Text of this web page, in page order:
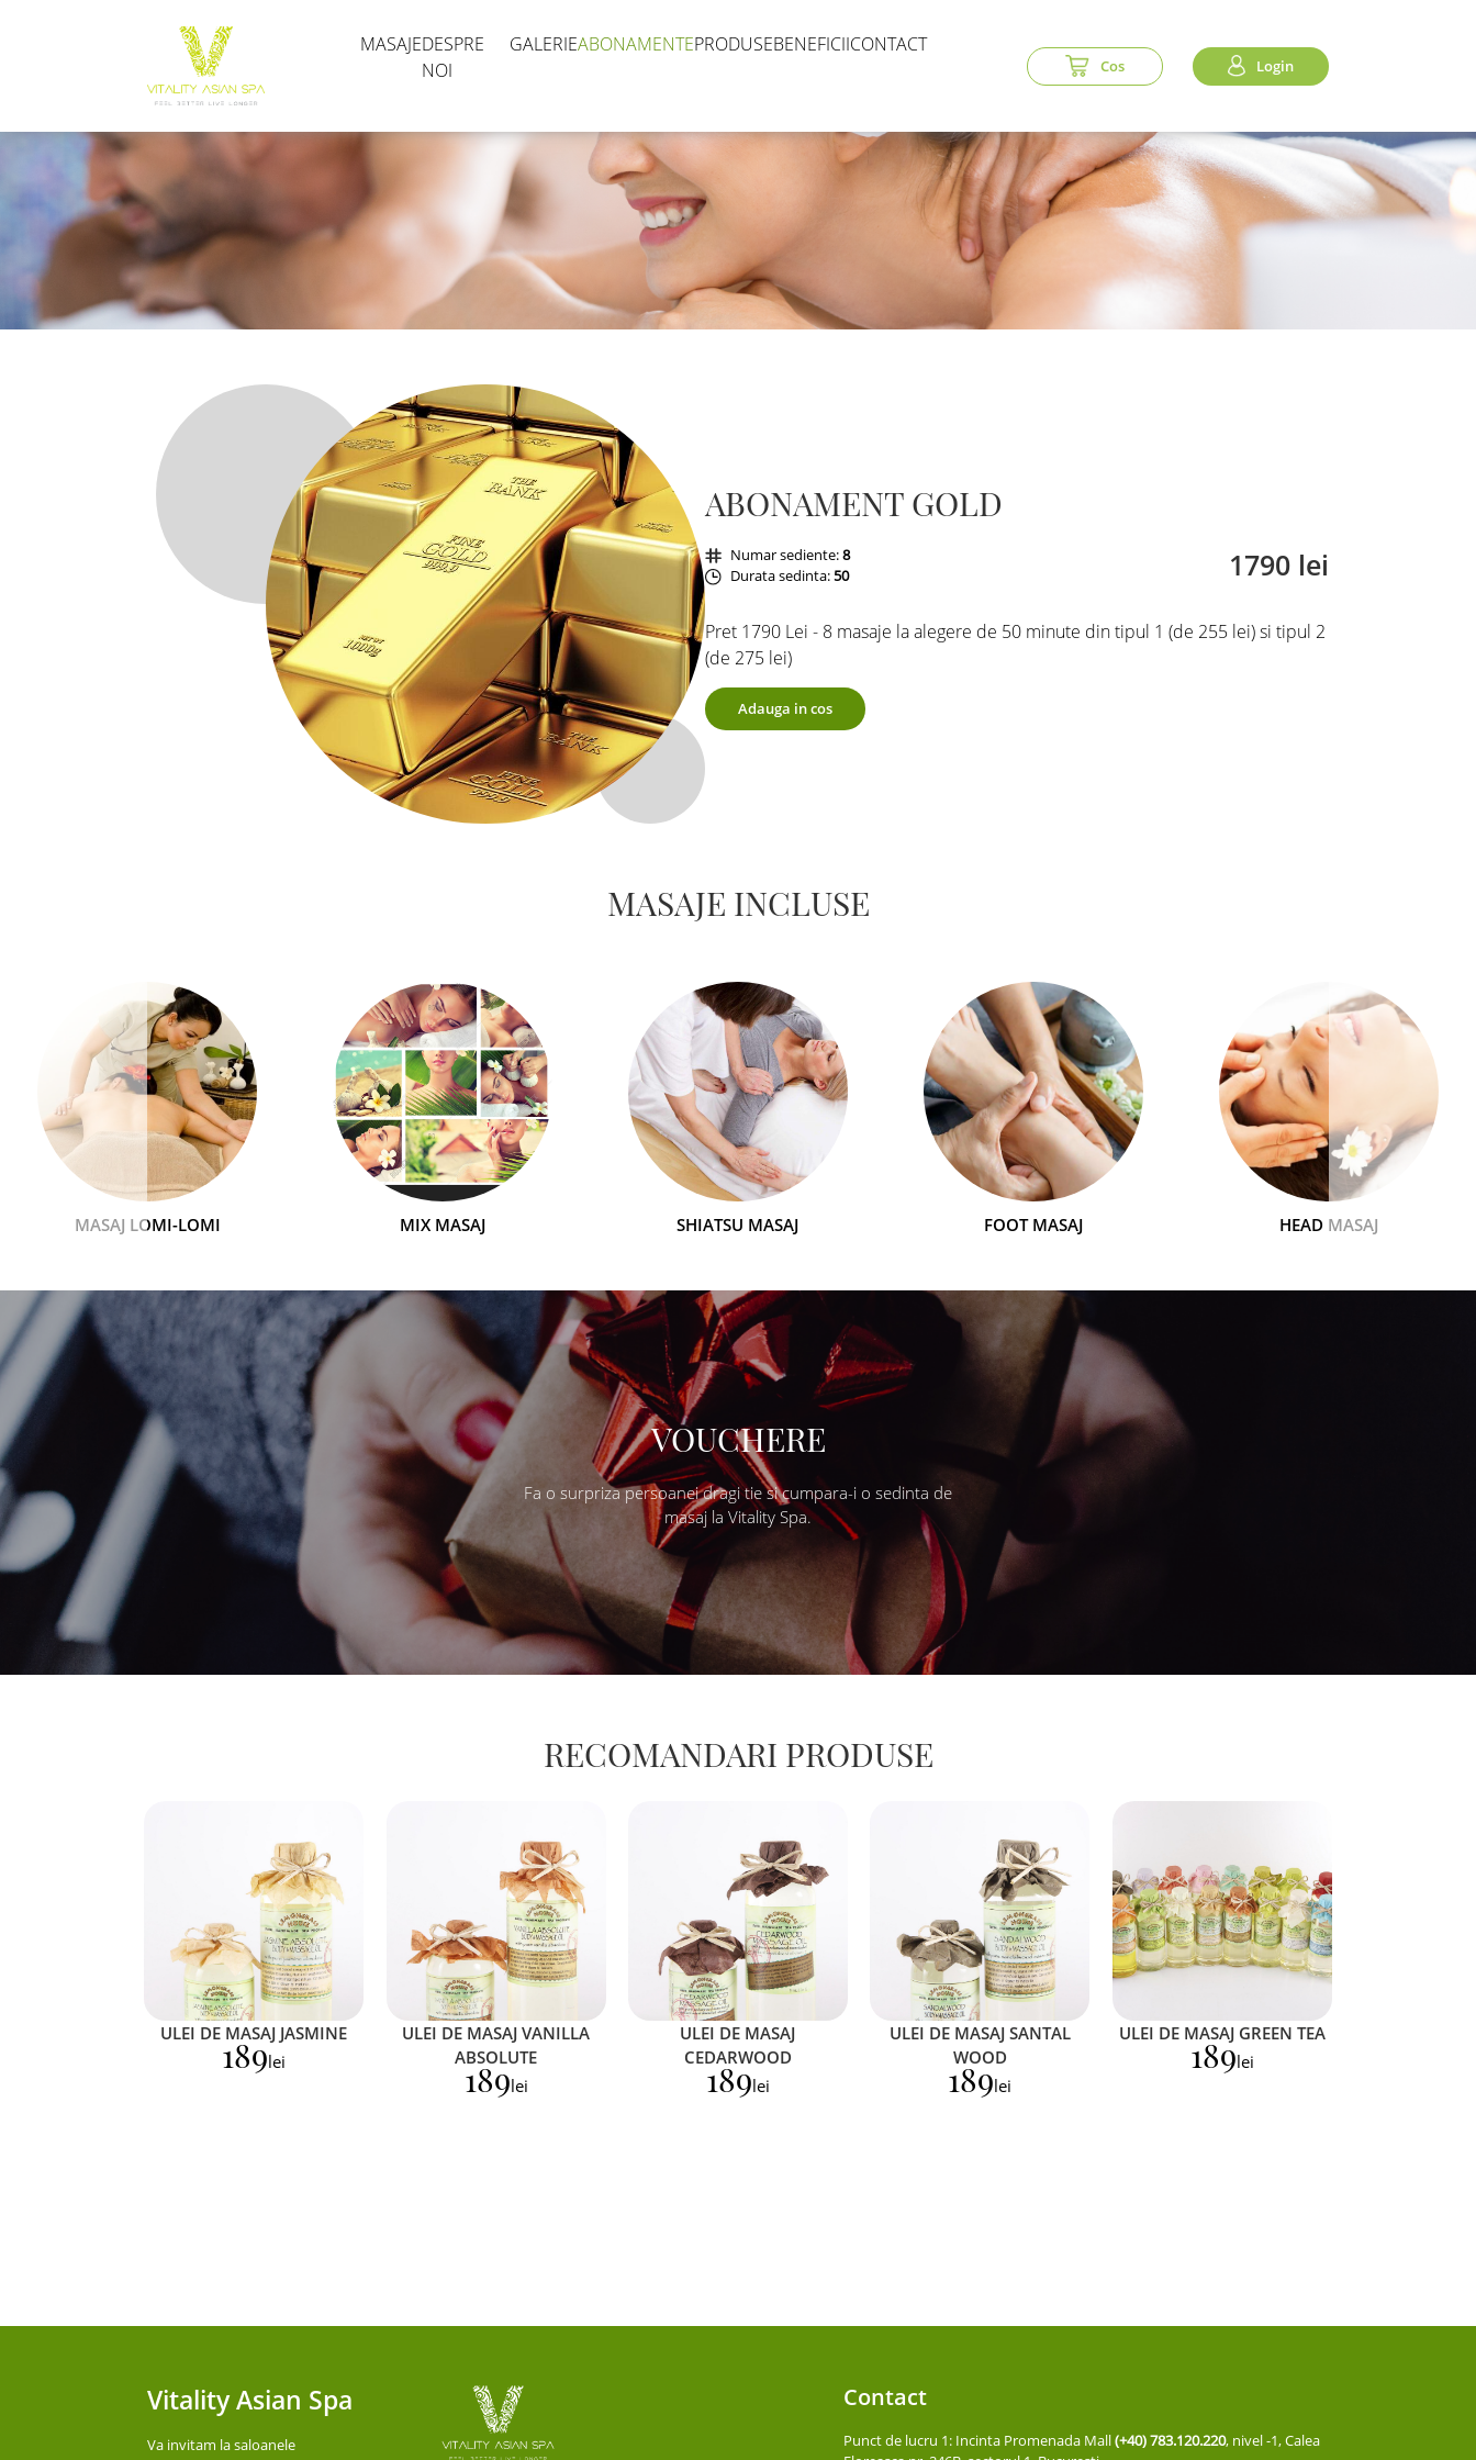
MASAJEDESPRE
NOI
GALERIEABONAMENTEPRODUSEBENEFICIICONTACT
Cos Login
ABONAMENT GOLD
Numar sediente:8
Durata sedinta:50 1790 lei
Pret 1790 Lei - 8 masaje la alegere de 50 minute din tipul 1 (de 255 lei) si tipul 2
(de 275 lei)
Adauga in cos
MASAJE INCLUSE
MASAJ LOMI-LOMI MIX MASAJ SHIATSU MASAJ FOOT MASAJ HEAD MASAJ
VOUCHERE
Fa o surpriza persoanei dragi tie si cumpara-i o sedinta de
masaj la Vitality Spa.
RECOMANDARI PRODUSE
ULEI DE MASAJ JASMINE
189lei
ULEI DE MASAJ VANILLA
ABSOLUTE
189lei
ULEI DE MASAJ
CEDARWOOD
189lei
ULEI DE MASAJ SANTAL
WOOD
189lei
ULEI DE MASAJ GREEN TEA
189lei
Vitality Asian Spa
Va invitam la saloanele
Contact
Punct de lucru 1: Incinta Promenada Mall(+40) 783.120.220, nivel -1, Calea